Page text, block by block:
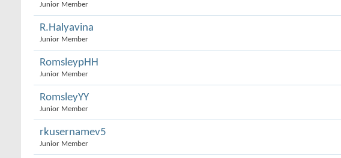
Junior Member
R.Halyavina
Junior Member
RomsleypHH
Junior Member
RomsleyYY
Junior Member
rkusernamev5
Junior Member